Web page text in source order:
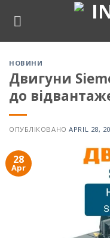
НОВИНИ
Двигуни
до
ОПУБЛІКОВАНОAPRIL 28,
28
Apr